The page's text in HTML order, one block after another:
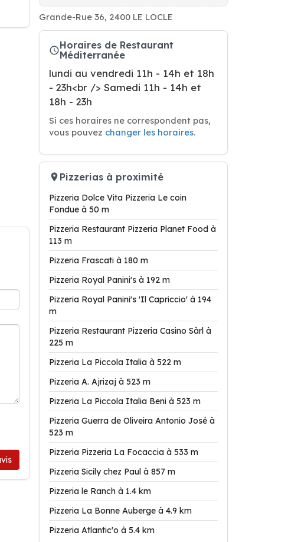
Grande-Rue 36, 2400 LE LOCLE
Horaires de Restaurant
Méditerranée
lundi au vendredi 11h - 14h et 18h
- 23h<br /> Samedi 11h - 14h et
18h - 23h
Si ces horaires ne correspondent pas,
vous pouvez changer les horaires.
Pizzerias à proximité
Pizzeria Dolce Vita Pizzeria Le coin
Fondue à 50 m
Pizzeria Restaurant Pizzeria Planet Food à
113 m
Pizzeria Frascati à 180 m
Pizzeria Royal Panini's à 192 m
Pizzeria Royal Panini's 'Il Capriccio' à 194
m
Pizzeria Restaurant Pizzeria Casino Sàrl à
225 m
Pizzeria La Piccola Italia à 522 m
Pizzeria A. Ajrizaj à 523 m
Pizzeria La Piccola Italia Beni à 523 m
Pizzeria Guerra de Oliveira Antonio José à
523 m
Pizzeria Pizzeria La Focaccia à 533 m
Pizzeria Sicily chez Paul à 857 m
Pizzeria le Ranch à 1.4 km
Pizzeria La Bonne Auberge à 4.9 km
Pizzeria Atlantic'o à 5.4 km